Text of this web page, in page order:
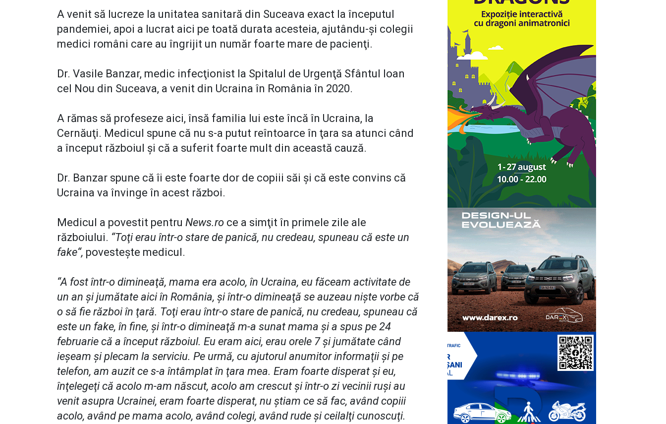
A venit să lucreze la unitatea sanitară din Suceava exact la începutul
pandemiei, apoi a lucrat aici pe toată durata acesteia, ajutându-şi colegii
medici români care au îngrijit un număr foarte mare de pacienţi.
Dr. Vasile Banzar, medic infecţionist la Spitalul de Urgenţă Sfântul Ioan
cel Nou din Suceava, a venit din Ucraina în România în 2020.
A rămas să profeseze aici, însă familia lui este încă în Ucraina, la
Cernăuţi. Medicul spune că nu s-a putut reîntoarce în ţara sa atunci când
a început războiul şi că a suferit foarte mult din această cauză.
Dr. Banzar spune că îi este foarte dor de copiii săi şi că este convins că
Ucraina va învinge în acest război.
Medicul a povestit pentru News.ro ce a simţit în primele zile ale
războiului. “Toţi erau într-o stare de panică, nu credeau, spuneau că este un
fake“, povesteşte medicul.
“A fost într-o dimineaţă, mama era acolo, în Ucraina, eu făceam activitate de
un an şi jumătate aici în România, şi într-o dimineaţă se auzeau nişte vorbe că
o să fie război în ţară. Toţi erau într-o stare de panică, nu credeau, spuneau că
este un fake, în fine, şi într-o dimineaţă m-a sunat mama şi a spus pe 24
februarie că a început războiul. Eu eram aici, erau orele 7 şi jumătate când
ieşeam şi plecam la serviciu. Pe urmă, cu ajutorul anumitor informaţii şi pe
telefon, am auzit ce s-a întâmplat în ţara mea. Eram foarte disperat şi eu,
înţelegeţi că acolo m-am născut, acolo am crescut şi într-o zi vecinii ruşi au
venit asupra Ucrainei, eram foarte disperat, nu ştiam ce să fac, având copiii
acolo, având pe mama acolo, având colegi, având rude şi ceilalţi cunoscuţi.